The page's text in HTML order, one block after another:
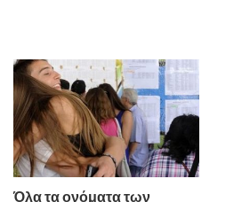
Όλα τα ονόματα των